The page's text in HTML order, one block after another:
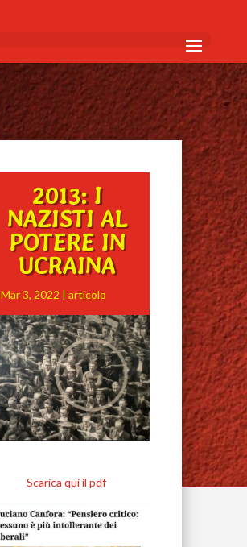
2013: I
NAZISTI AL
POTERE IN
UCRAINA
Mar 3, 2022 | articolo
Scarica qui il pdf